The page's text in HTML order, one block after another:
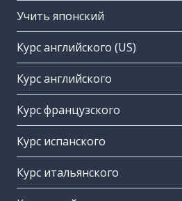
Учить японский
Курс английского (US)
Курс английского
Курс французского
Курс испанского
Курс итальянского